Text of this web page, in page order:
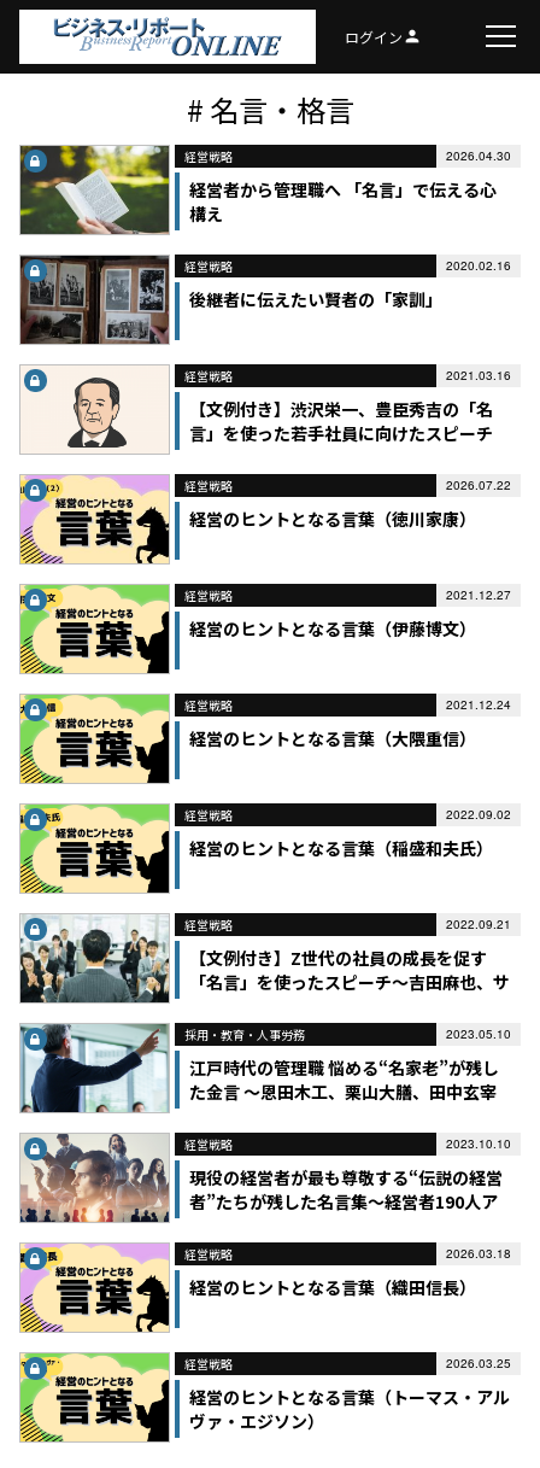
ログインperson
# 名言・格言
経営戦略 2026.04.30
経営者から管理職へ 「名言」で伝える心
構え
経営戦略 2020.02.16
後継者に伝えたい賢者の「家訓」
経営戦略 2021.03.16
【文例付き】渋沢栄一、豊臣秀吉の「名
言」を使った若手社員に向けたスピーチ
経営戦略 2026.07.22
経営のヒントとなる言葉（徳川家康）
経営戦略 2021.12.27
経営のヒントとなる言葉（伊藤博文）
経営戦略 2021.12.24
経営のヒントとなる言葉（大隈重信）
経営戦略 2022.09.02
経営のヒントとなる言葉（稲盛和夫氏）
経営戦略 2022.09.21
【文例付き】Z世代の社員の成長を促す
「名言」を使ったスピーチ～吉田麻也、サ
採用・教育・人事労務 2023.05.10
江戸時代の管理職 悩める“名家老”が残し
た金言 ～恩田木工、栗山大膳、田中玄宰
経営戦略 2023.10.10
現役の経営者が最も尊敬する“伝説の経営
者”たちが残した名言集～経営者190人ア
経営戦略 2026.03.18
経営のヒントとなる言葉（織田信長）
経営戦略 2026.03.25
経営のヒントとなる言葉（トーマス・アル
ヴァ・エジソン）